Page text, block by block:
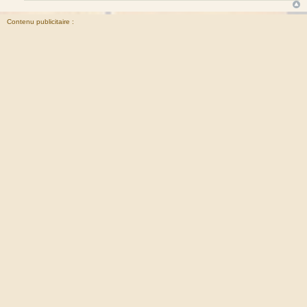
Contenu publicitaire :